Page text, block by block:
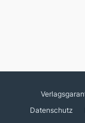
Datenschutz